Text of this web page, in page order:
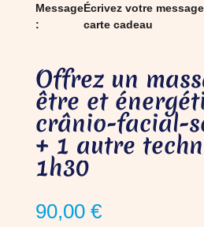
Message
:
Écrivez votre
carte cadeau
Offrez un
être et
crânio-facial-
+ 1 autre
1h30
90,00 €